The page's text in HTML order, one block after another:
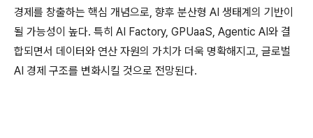
경제를 창출하는 핵심 개념으로, 향후 분산형 AI 생태계의 기반이
될 가능성이 높다. 특히 AI Factory, GPUaaS, Agentic AI와 결
합되면서 데이터와 연산 자원의 가치가 더욱 명확해지고, 글로벌
AI 경제 구조를 변화시킬 것으로 전망된다.